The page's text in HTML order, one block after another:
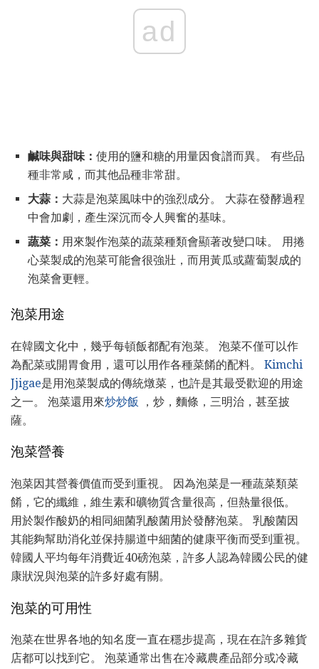
ad
鹹味與甜味： 使用的鹽和糖的用量因食譜而異。 有些品
種非常咸，而其他品種非常甜。
大蒜： 大蒜是泡菜風味中的強烈成分。 大蒜在發酵過程
中會加劇，產生深沉而令人興奮的基味。
蔬菜： 用來製作泡菜的蔬菜種類會顯著改變口味。 用捲
心菜製成的泡菜可能會很強壯，而用黃瓜或蘿蔔製成的
泡菜會更輕。
泡菜用途
在韓國文化中，幾乎每頓飯都配有泡菜。 泡菜不僅可以作
為配菜或開胃食用，還可以用作各種菜餚的配料。 Kimchi
Jjigae是用泡菜製成的傳統燉菜，也許是其最受歡迎的用途
之一。 泡菜還用來炒炒飯
，炒，麵條，三明治，甚至披
薩。
泡菜營養
泡菜因其營養價值而受到重視。 因為泡菜是一種蔬菜類菜
餚，它的纖維，維生素和礦物質含量很高，但熱量很低。
用於製作酸奶的相同細菌乳酸菌用於發酵泡菜。 乳酸菌因
其能夠幫助消化並保持腸道中細菌的健康平衡而受到重視。
韓國人平均每年消費近40磅泡菜，許多人認為韓國公民的健
康狀況與泡菜的許多好處有關。
泡菜的可用性
泡菜在世界各地的知名度一直在穩步提高，現在在許多雜貨
店都可以找到它。 泡菜通常出售在冷藏農產品部分或冷藏